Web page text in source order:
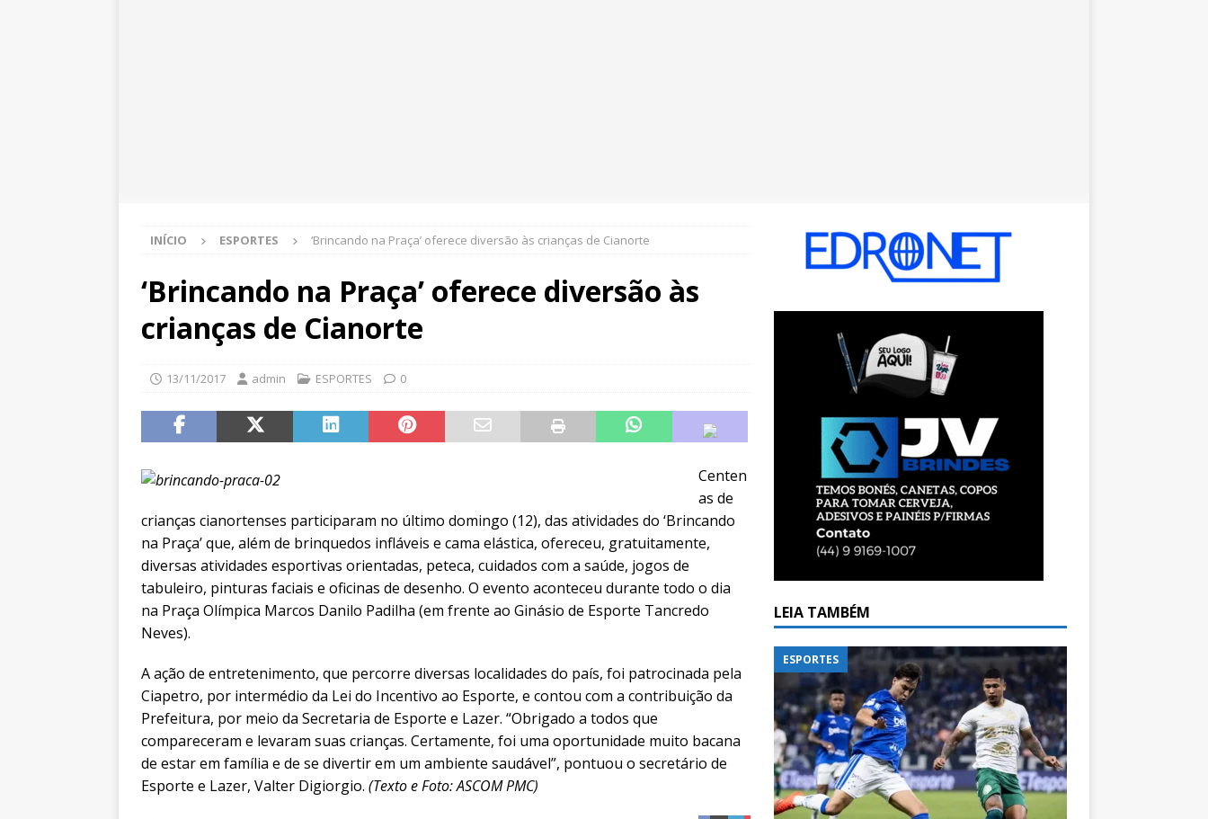
INÍCIO ESPORTES ‘Brincando na Praça’ oferece diversão às crianças de Cianorte
‘Brincando na Praça’ oferece diversão às
crianças de Cianorte
13/11/2017 admin ESPORTES 0
Centen
as de
crianças cianortenses participaram no último domingo (12), das atividades do ‘Brincando
na Praça’ que, além de brinquedos infláveis e cama elástica, ofereceu, gratuitamente,
diversas atividades esportivas orientadas, peteca, cuidados com a saúde, jogos de
tabuleiro, pinturas faciais e oficinas de desenho. O evento aconteceu durante todo o dia
na Praça Olímpica Marcos Danilo Padilha (em frente ao Ginásio de Esporte Tancredo
Neves).
A ação de entretenimento, que percorre diversas localidades do país, foi patrocinada pela
Ciapetro, por intermédio da Lei do Incentivo ao Esporte, e contou com a contribuição da
Prefeitura, por meio da Secretaria de Esporte e Lazer. “Obrigado a todos que
compareceram e levaram suas crianças. Certamente, foi uma oportunidade muito bacana
de estar em família e de se divertir em um ambiente saudável”, pontuou o secretário de
Esporte e Lazer, Valter Digiorgio. (Texto e Foto: ASCOM PMC)
LEIA TAMBÉM
ESPORTES